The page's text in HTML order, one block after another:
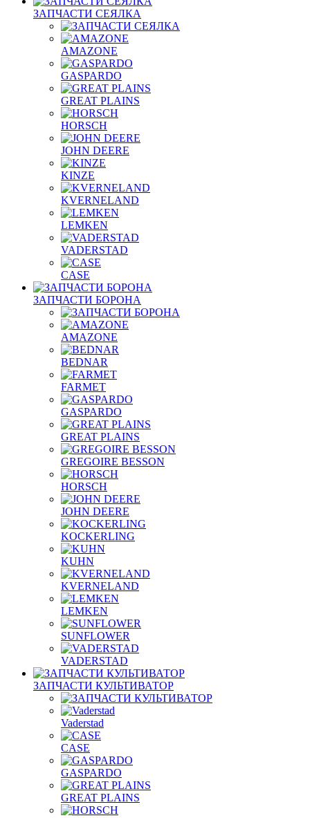
ЗАПЧАСТИ СЕЯЛКА
AMAZONE
GASPARDO
GREAT PLAINS
HORSCH
JOHN DEERE
KINZE
KVERNELAND
LEMKEN
VADERSTAD
СASE
ЗАПЧАСТИ БОРОНА
AMAZONE
BEDNAR
FARMET
GASPARDO
GREAT PLAINS
GREGOIRE BESSON
HORSCH
JOHN DEERE
KOCKERLING
KUHN
KVERNELAND
LEMKEN
SUNFLOWER
VADERSTAD
ЗАПЧАСТИ КУЛЬТИВАТОР
Vaderstad
CASE
GASPARDO
GREAT PLAINS